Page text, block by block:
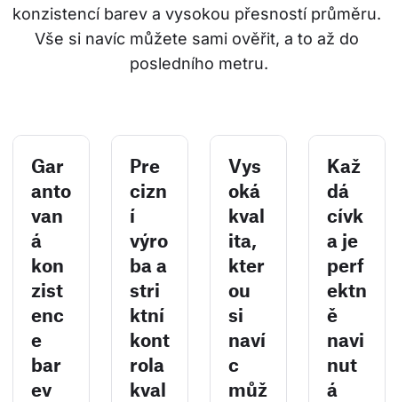
konzistencí barev a vysokou přesností průměru.
Vše si navíc můžete sami ověřit, a to až do
posledního metru.
Gar
anto
van
á
kon
zist
enc
e
bar
ev
Pre
cizn
í
výro
ba a
stri
ktní
kont
rola
kval
Vys
oká
kval
ita,
kter
ou
si
naví
c
můž
Kaž
dá
cívk
a je
perf
ektn
ě
navi
nut
á